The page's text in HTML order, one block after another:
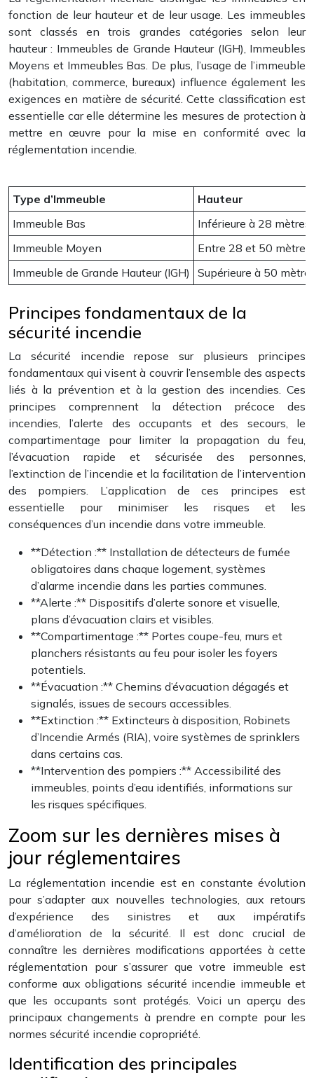
fonction de leur hauteur et de leur usage. Les immeubles
sont classés en trois grandes catégories selon leur
hauteur : Immeubles de Grande Hauteur (IGH), Immeubles
Moyens et Immeubles Bas. De plus, l’usage de l’immeuble
(habitation, commerce, bureaux) influence également les
exigences en matière de sécurité. Cette classification est
essentielle car elle détermine les mesures de protection à
mettre en œuvre pour la mise en conformité avec la
réglementation incendie.
Type d’Immeuble
Hauteur
Immeuble Bas
Inférieure à 28 mètres
Immeuble Moyen
Entre 28 et 50 mètres
Immeuble de Grande Hauteur (IGH)
Supérieure à 50
Principes fondamentaux de la
sécurité incendie
La sécurité incendie repose sur plusieurs principes
fondamentaux qui visent à couvrir l’ensemble des aspects
liés à la prévention et à la gestion des incendies. Ces
principes comprennent la détection précoce des
incendies, l’alerte des occupants et des secours, le
compartimentage pour limiter la propagation du feu,
l’évacuation rapide et sécurisée des personnes,
l’extinction de l’incendie et la facilitation de l’intervention
des pompiers. L’application de ces principes est
essentielle pour minimiser les risques et les
conséquences d’un incendie dans votre immeuble.
**Détection :** Installation de détecteurs de fumée
obligatoires dans chaque logement, systèmes
d’alarme incendie dans les parties communes.
**Alerte :** Dispositifs d’alerte sonore et visuelle,
plans d’évacuation clairs et visibles.
**Compartimentage :** Portes coupe-feu, murs et
planchers résistants au feu pour isoler les foyers
potentiels.
**Évacuation :** Chemins d’évacuation dégagés et
signalés, issues de secours accessibles.
**Extinction :** Extincteurs à disposition, Robinets
d’Incendie Armés (RIA), voire systèmes de sprinklers
dans certains cas.
**Intervention des pompiers :** Accessibilité des
immeubles, points d’eau identifiés, informations sur
les risques spécifiques.
Zoom sur les dernières mises à
jour réglementaires
La réglementation incendie est en constante évolution
pour s’adapter aux nouvelles technologies, aux retours
d’expérience des sinistres et aux impératifs
d’amélioration de la sécurité. Il est donc crucial de
connaître les dernières modifications apportées à cette
réglementation pour s’assurer que votre immeuble est
conforme aux obligations sécurité incendie immeuble et
que les occupants sont protégés. Voici un aperçu des
principaux changements à prendre en compte pour les
normes sécurité incendie copropriété.
Identification des principales